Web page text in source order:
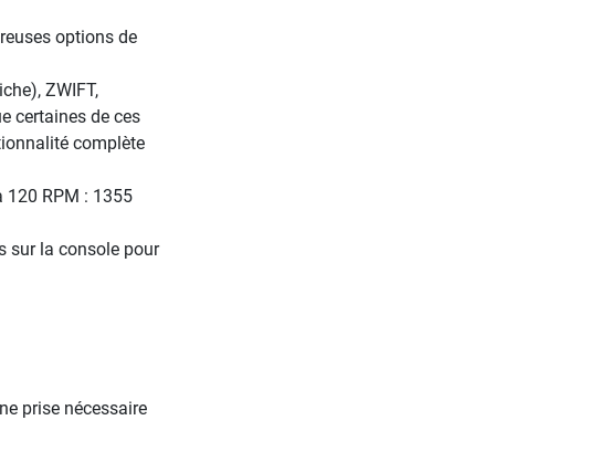
options de
ZWIFT,
certaines de ces
complète
120 RPM : 1355
sur la console pour
prise nécessaire